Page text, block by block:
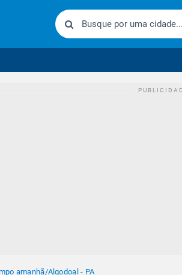
amanhã/Algodoal - PA